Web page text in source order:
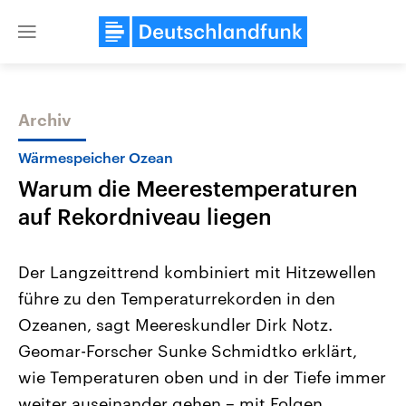
Close
Themen
Landtagswahl Sachsen-Anhalt
2026
Alle Informationen
Sachsen-Anhalt wählt am 6.
September 2026 einen neuen
Landtag. Seit 2021 wird das
Bundesland von einer Koalition aus
USA
Aktuelle Beiträge,
Hintergründe
Wirtschaftlich und
gehören die Vereinigten
den mächtigsten Ländern
mit großem Einfluss auf
Archiv
Wärmespeicher Ozean
Warum die Meerestemperaturen
auf Rekordniveau liegen
Der Langzeittrend kombiniert mit Hitzewellen
führe zu den Temperaturrekorden in den
Ozeanen, sagt Meereskundler Dirk Notz.
Geomar-Forscher Sunke Schmidtko erklärt,
wie Temperaturen oben und in der Tiefe immer